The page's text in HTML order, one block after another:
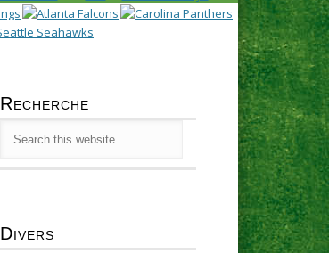
Recherche
Divers